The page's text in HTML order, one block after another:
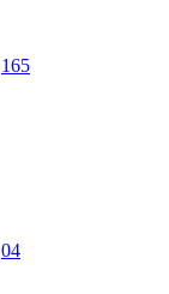
165
04